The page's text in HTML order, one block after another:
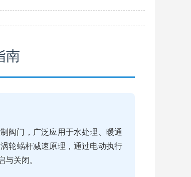
南
阀门，广泛应用于水处理、暖通
轮蜗杆减速原理，通过电动执行
关闭。